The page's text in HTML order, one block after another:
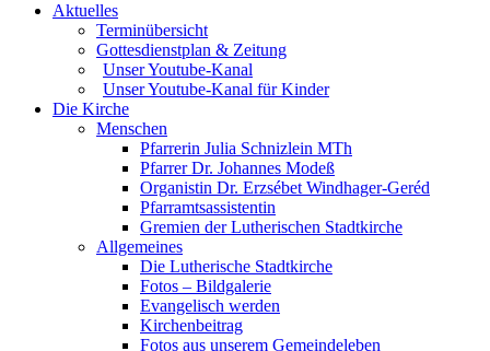
Aktuelles
Terminübersicht
Gottesdienstplan & Zeitung
Unser Youtube-Kanal
Unser Youtube-Kanal für Kinder
Die Kirche
Menschen
Pfarrerin Julia Schnizlein MTh
Pfarrer Dr. Johannes Modeß
Organistin Dr. Erzsébet Windhager-Geréd
Pfarramtsassistentin
Gremien der Lutherischen Stadtkirche
Allgemeines
Die Lutherische Stadtkirche
Fotos – Bildgalerie
Evangelisch werden
Kirchenbeitrag
Fotos aus unserem Gemeindeleben